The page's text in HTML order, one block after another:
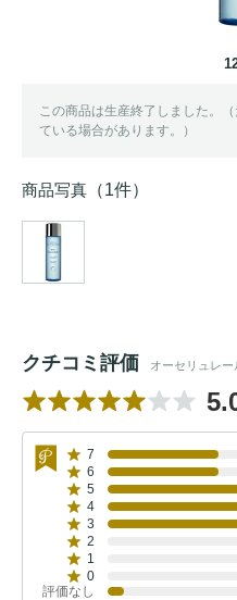
この商品は生産終了しました。
ている場合があります。）
商品写真 （1件）
クチコミ評価 オーセリュレ
7
6
5
4
3
2
1
0
評価なし